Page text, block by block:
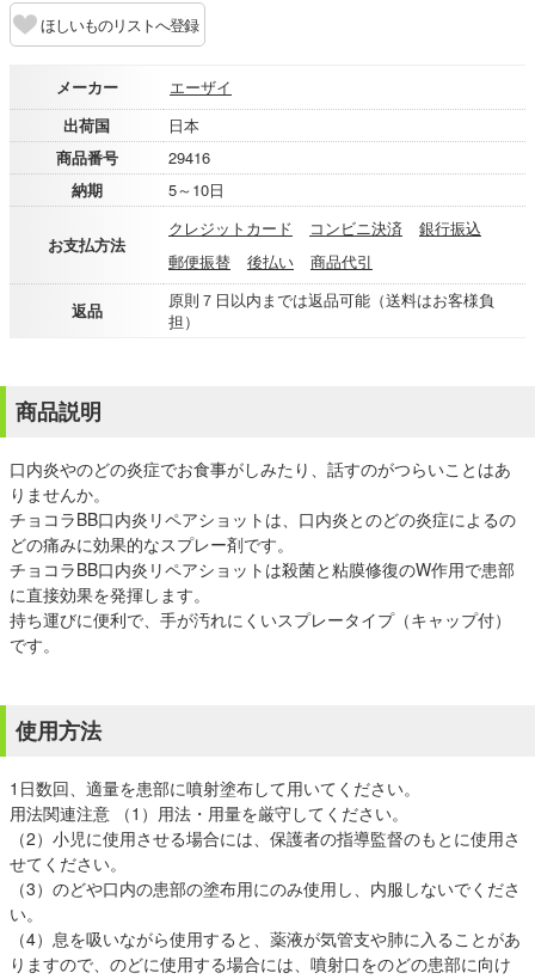
ほしいものリストへ登録
メーカー
エーザイ
出荷国
日本
商品番号
29416
納期
5～10日
お支払方法
クレジットカード コンビニ決済
銀行振込
郵便振替
後払い 商品代引
返品
原則７日以内までは返品可能（送料はお客様負
担）
商品説明
口内炎やのどの炎症でお食事がしみたり、話すのがつらいことはあ
りませんか。
チョコラBB口内炎リペアショットは、口内炎とのどの炎症によるの
どの痛みに効果的なスプレー剤です。
チョコラBB口内炎リペアショットは殺菌と粘膜修復のW作用で患部
に直接効果を発揮します。
持ち運びに便利で、手が汚れにくいスプレータイプ（キャップ付）
です。
使用方法
1日数回、適量を患部に噴射塗布して用いてください。
用法関連注意 （1）用法・用量を厳守してください。
（2）小児に使用させる場合には、保護者の指導監督のもとに使用さ
せてください。
（3）のどや口内の患部の塗布用にのみ使用し、内服しないでくださ
い。
（4）息を吸いながら使用すると、薬液が気管支や肺に入ることがあ
りますので、のどに使用する場合には、噴射口をのどの患部に向け